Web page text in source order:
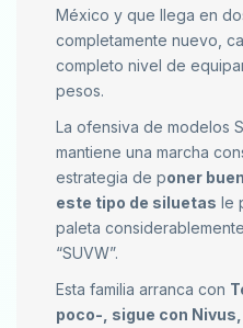
México y que llega en
completamente nuevo,
completo nivel de
pesos.
La ofensiva de modelos
mantiene una marcha
estrategia de poner
este tipo de siluetas le
paleta
“SUVW”.
Esta familia arranca con
poco-, sigue con